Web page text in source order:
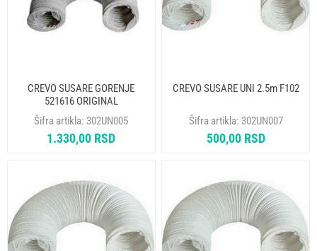
CREVO SUSARE GORENJE
521616 ORIGINAL
Šifra artikla: 302UN005
1.330,00 RSD
CREVO SUSARE UNI 2.5m F102
Šifra artikla: 302UN007
500,00 RSD